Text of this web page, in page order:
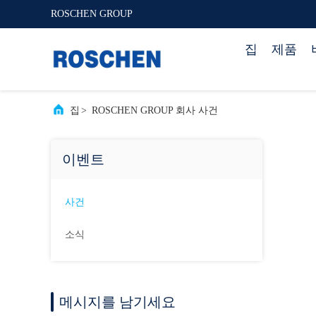
ROSCHEN GROUP
집 제품
집 > ROSCHEN GROUP 회사 사건
이벤트
사건
소식
메시지를 남기세요